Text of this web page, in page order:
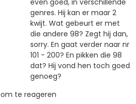
genres. Hij kan er maar 2
kwijt. Wat gebeurt er met
die andere 98? Zegt hij dan,
sorry. En gaat verder naar nr
101 - 200? En pikken die 98
dat? Hij vond hen toch goed
genoeg?
om te reageren